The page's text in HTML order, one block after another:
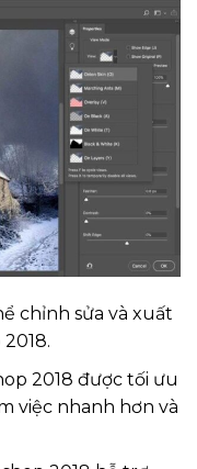
chỉnh sửa và xuất
2018 được tối ưu
việc nhanh hơn và